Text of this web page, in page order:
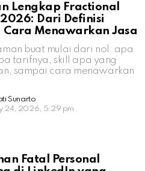
Lengkap Fractional
Dari Definisi
Cara Menawarkan Jasa
buat mulai dari nol: apa
tarifnya, skill apa yang
sampai cara menawarkan
Sunarto
24, 2026, 5:29 pm
Fatal Personal